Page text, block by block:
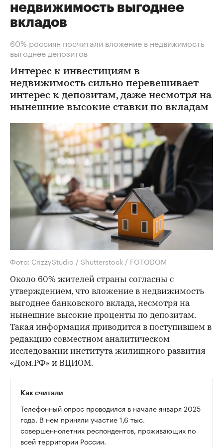
недвижимость выгоднее
вкладов
60% россиян посчитали вложение в недвижимость
выгоднее депозитов
Интерес к инвестициям в
недвижимость сильно перевешивает
интерес к депозитам, даже несмотря на
нынешние высокие ставки по вкладам
Фото: CrizzyStudio / Shutterstock / FOTODOM
Около 60% жителей страны согласны с
утверждением, что вложение в недвижимость
выгоднее банковского вклада, несмотря на
нынешние высокие проценты по депозитам.
Такая информация приводится в поступившем в
редакцию совместном аналитическом
исследовании института жилищного развития
«Дом.РФ» и ВЦИОМ.
Как считали
Телефонный опрос проводился в начале января 2025
года. В нем приняли участие 1,6 тыс.
совершеннолетних респондентов, проживающих по
всей территории России.